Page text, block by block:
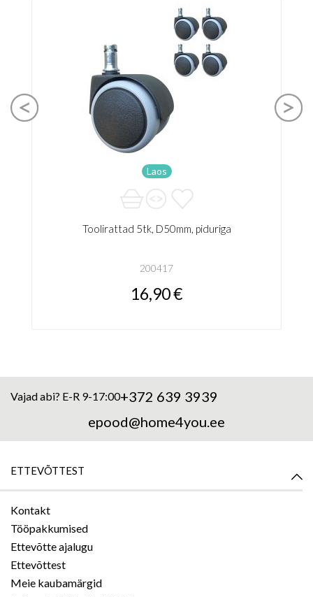
Laos
Toolirattad 5tk, D50mm, piduriga
200417
16,90 €
Vajad abi? E-R 9-17:00+372 639 3939
epood@home4you.ee
ETTEVÕTTEST
Kontakt
Tööpakkumised
Ettevõtte ajalugu
Ettevõttest
Meie kaubamärgid